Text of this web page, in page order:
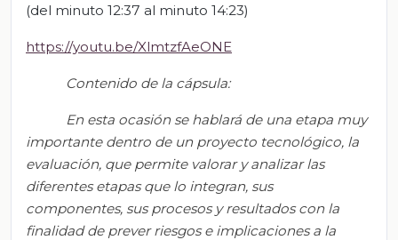
(del minuto 12:37 al minuto 14:23)
https://youtu.be/XlmtzfAeONE
Contenido de la cápsula:
En esta ocasión se hablará de una etapa muy
importante dentro de un proyecto tecnológico, la
evaluación, que permite valorar y analizar las
diferentes etapas que lo integran, sus
componentes, sus procesos y resultados con la
finalidad de prever riesgos e implicaciones a la